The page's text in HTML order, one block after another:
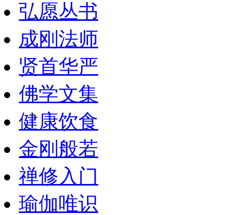
弘愿丛书
成刚法师
贤首华严
佛学文集
健康饮食
金刚般若
禅修入门
瑜伽唯识